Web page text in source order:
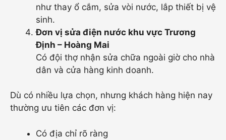
như thay ổ cắm, sửa vòi nước, lắp thiết bị vệ
sinh.
Đơn vị sửa điện nước khu vực Trương
Định – Hoàng Mai
Có đội thợ nhận sửa chữa ngoài giờ cho nhà
dân và cửa hàng kinh doanh.
Dù có nhiều lựa chọn, nhưng khách hàng hiện nay
thường ưu tiên các đơn vị:
Có địa chỉ rõ ràng